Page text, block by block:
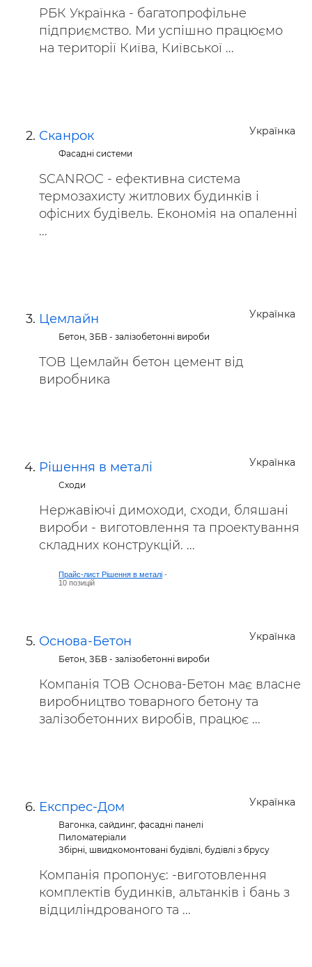
РБК Українка - багатопрофільне
підприємство. Ми успішно працюємо
на території Київа, Київської ...
Українка
Сканрок
Фасадні системи
SCANROC - ефективна система
термозахисту житлових будинків і
офісних будівель. Економія на опаленні
...
Українка
Цемлайн
Бетон, ЗБВ - залізобетонні вироби
ТОВ Цемлайн бетон цемент від
виробника
Українка
Рішення в металі
Сходи
Нержавіючі димоходи, сходи, бляшані
вироби - виготовлення та проектування
складних конструкцій. ...
Прайс-лист Рішення в металі -
10 позицій
Українка
Основа-Бетон
Бетон, ЗБВ - залізобетонні вироби
Компанія ТОВ Основа-Бетон має власне
виробництво товарного бетону та
залізобетонних виробів, працює ...
Українка
Експрес-Дом
Вагонка, сайдинг, фасадні панелі
Пиломатеріали
Збірні, швидкомонтовані будівлі, будівлі з брусу
Компанія пропонує: -виготовлення
комплектів будинків, альтанків і бань з
відциліндрованого та ...